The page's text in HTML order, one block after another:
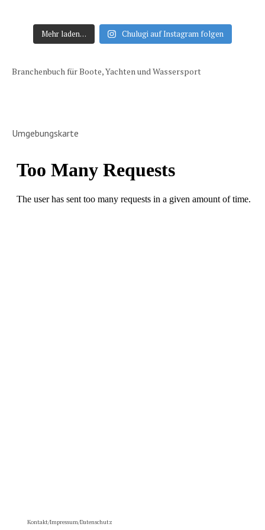
Mehr laden… Chulugi auf Instagram folgen
Branchenbuch für Boote, Yachten und Wassersport
Umgebungskarte
Kontakt/Impressum/Datenschutz